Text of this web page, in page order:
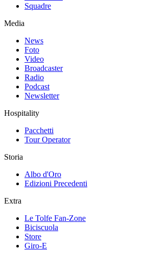
Squadre
Media
News
Foto
Video
Broadcaster
Radio
Podcast
Newsletter
Hospitality
Pacchetti
Tour Operator
Storia
Albo d'Oro
Edizioni Precedenti
Extra
Le Tolfe Fan-Zone
Biciscuola
Store
Giro-E